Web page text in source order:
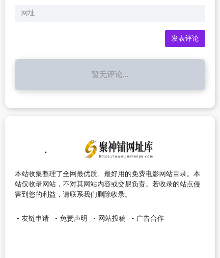
暂无评论...
本站收集整理了全网最优质、最好用的免费电影网站目录。本
站仅收录网站，不对其网站内容或交易负责。若收录的站点侵
害到您的利益，请联系我们删除收录。
友链申请 免责声明 网站投稿 广告合作